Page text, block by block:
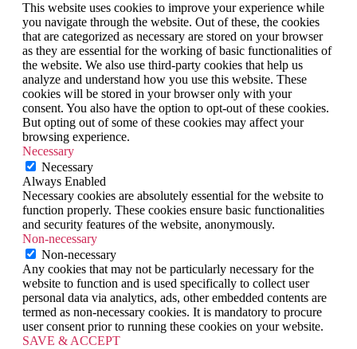
This website uses cookies to improve your experience while
you navigate through the website. Out of these, the cookies
that are categorized as necessary are stored on your browser
as they are essential for the working of basic functionalities of
the website. We also use third-party cookies that help us
analyze and understand how you use this website. These
cookies will be stored in your browser only with your
consent. You also have the option to opt-out of these cookies.
But opting out of some of these cookies may affect your
browsing experience.
Necessary
Necessary
Always Enabled
Necessary cookies are absolutely essential for the website to
function properly. These cookies ensure basic functionalities
and security features of the website, anonymously.
Non-necessary
Non-necessary
Any cookies that may not be particularly necessary for the
website to function and is used specifically to collect user
personal data via analytics, ads, other embedded contents are
termed as non-necessary cookies. It is mandatory to procure
user consent prior to running these cookies on your website.
SAVE & ACCEPT